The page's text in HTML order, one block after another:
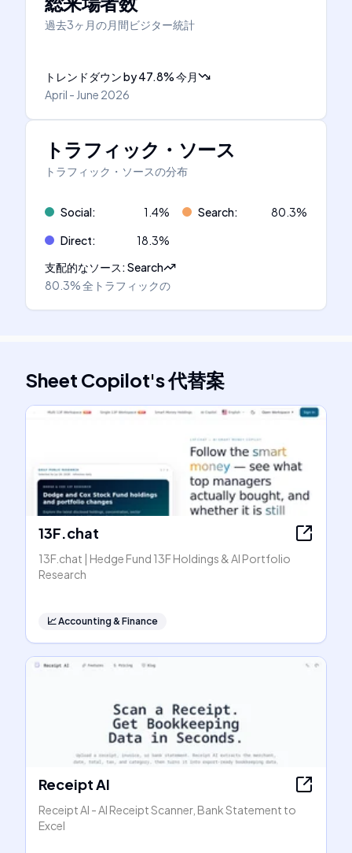
過去3ヶ月の月間ビジター統計
トレンドダウンby47.8%今月
April - June 2026
トラフィック・ソース
トラフィック・ソースの分布
Social: 1.4% Search: 80.3%
Direct: 18.3%
支配的なソース:Search
80.3%全トラフィックの
Sheet Copilot's代替案
13F.chat
13F.chat | Hedge Fund 13F Holdings & AI Portfolio
Research
📈Accounting & Finance
Receipt AI
Receipt AI - AI Receipt Scanner, Bank Statement to
Excel